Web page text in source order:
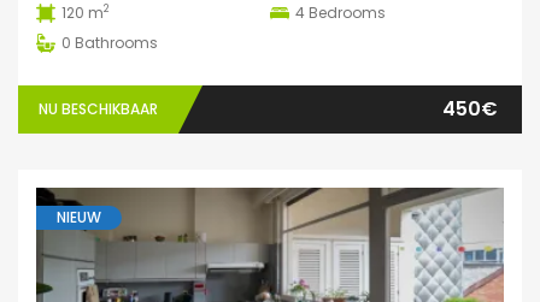
120 m2 4 Bedrooms
0 Bathrooms
NU BESCHIKBAAR 450€
NIEUW